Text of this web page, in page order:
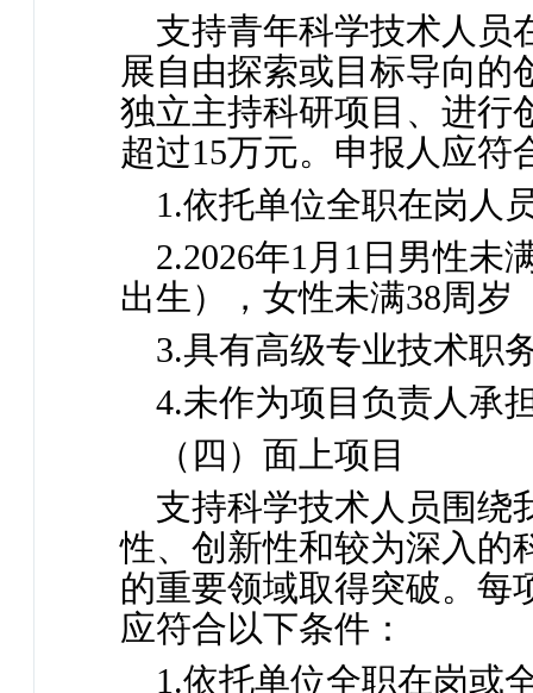
支持青年科学技术人员
展自由探索或目标导向的
独立主持科研项目、进行
超过15万元。申报人应符
1.依托单位全职在岗人
2.2026年1月1日男性未
出生），女性未满38周岁
3.具有高级专业技术职
4.未作为项目负责人承
（四）面上项目
支持科学技术人员围绕
性、创新性和较为深入的
的重要领域取得突破。每
应符合以下条件：
1.依托单位全职在岗或